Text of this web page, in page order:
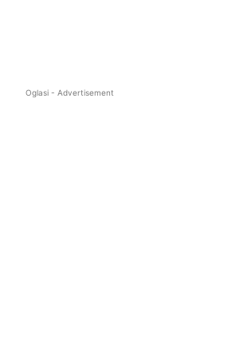
Oglasi - Advertisement